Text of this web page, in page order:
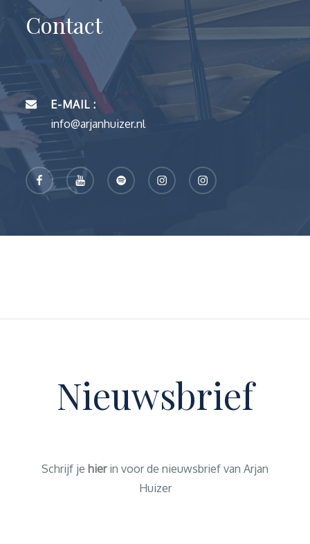
Contact
E-MAIL :
info@arjanhuizer.nl
Nieuwsbrief
Schrijf je hierin voor de nieuwsbrief van Arjan
Huizer